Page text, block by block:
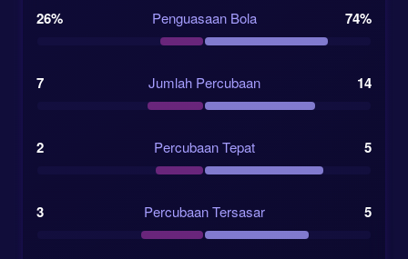
26% Penguasaan Bola 74%
7 Jumlah Percubaan 14
2 Percubaan Tepat 5
3 Percubaan Tersasar 5